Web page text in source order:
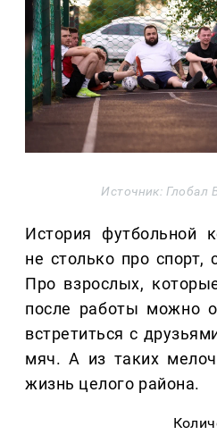
Источник: Глобал
История футбольной
не столько про спорт,
Про взрослых,
после работы можно
встретиться с
мяч. А из таких
жизнь целого района.